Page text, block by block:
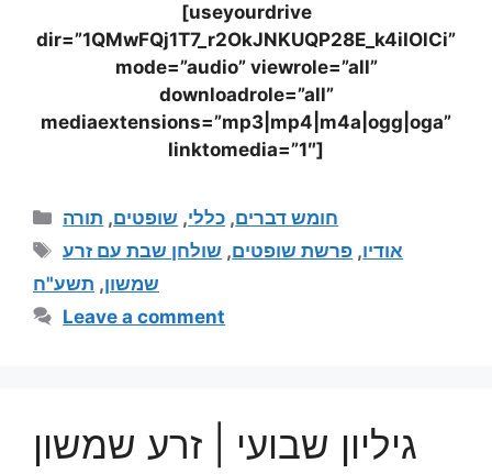
[useyourdrive
dir=”1QMwFQj1T7_r2OkJNKUQP28E_k4iIOlCi”
mode=”audio” viewrole=”all”
downloadrole=”all”
mediaextensions=”mp3|mp4|m4a|ogg|oga”
linktomedia=”1″]
חומש דברים, כללי, שופטים, תורה
אודיו, פרשת שופטים, שולחן שבת עם זרע
שמשון, תשע"ח
Leave a comment
גיליון שבועי | זרע שמשון